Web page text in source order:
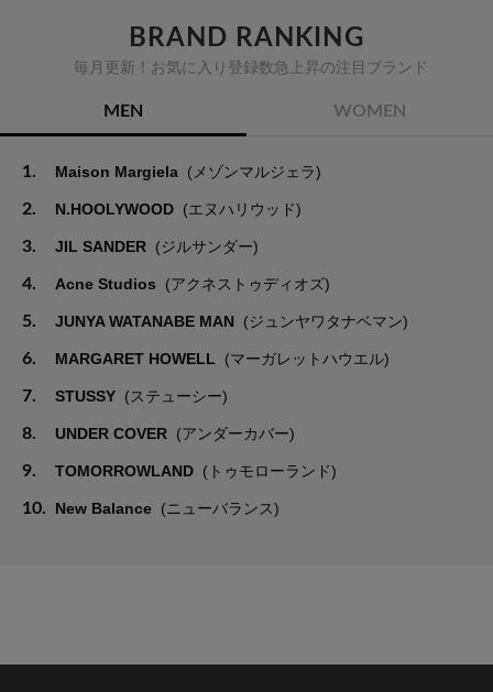
BRAND RANKING
毎月更新！お気に入り登録数急上昇の注目ブランド
MEN WOMEN
1. Maison Margiela (メゾンマルジェラ)
2. N.HOOLYWOOD (エヌハリウッド)
3. JIL SANDER (ジルサンダー)
4. Acne Studios (アクネストゥディオズ)
5. JUNYA WATANABE MAN (ジュンヤワタナベマン)
6. MARGARET HOWELL (マーガレットハウエル)
7. STUSSY (ステューシー)
8. UNDER COVER (アンダーカバー)
9. TOMORROWLAND (トゥモローランド)
10. New Balance (ニューバランス)